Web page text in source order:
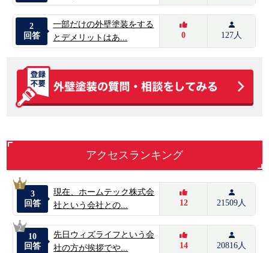
2
回答
一部だけの外壁塗装をする
とデメリットはあ...
0 127人
アクセスランキング
1
3
回答
現在、ホームテック株式会
社という会社との...
12 21509人
2
10
回答
先日ウィズライフという会
社の方が挨拶でや...
14 20816人